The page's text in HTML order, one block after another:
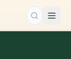
Zoeken…